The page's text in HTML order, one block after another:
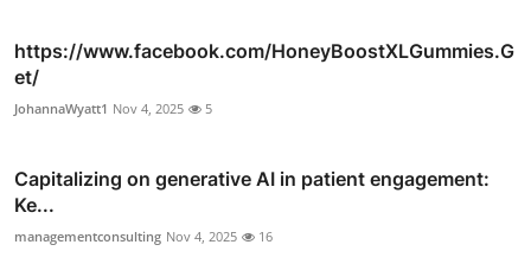
https://www.facebook.com/HoneyBoostXLGummies.G
et/
JohannaWyatt1 Nov 4, 2025 5
Capitalizing on generative AI in patient engagement:
Ke...
managementconsulting Nov 4, 2025 16